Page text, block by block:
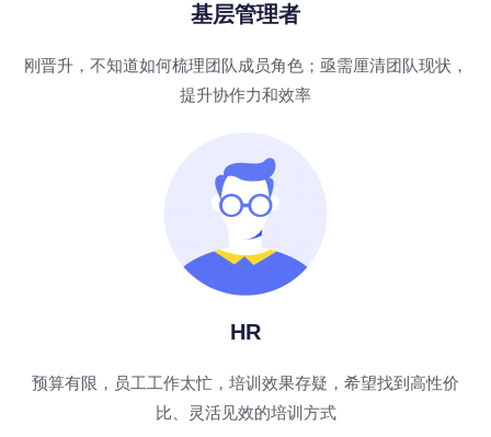
基层管理者
刚晋升，不知道如何梳理团队成员角色；亟需厘清团队现状，
提升协作力和效率
HR
预算有限，员工工作太忙，培训效果存疑，希望找到高性价
比、灵活见效的培训方式